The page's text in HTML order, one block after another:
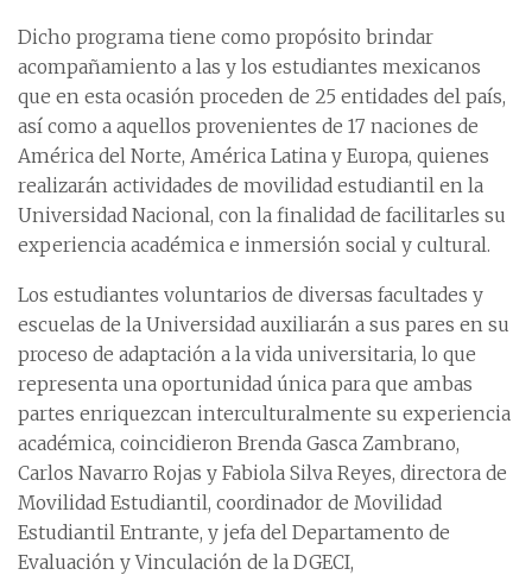
Dicho programa tiene como propósito brindar
acompañamiento a las y los estudiantes mexicanos
que en esta ocasión proceden de 25 entidades del país,
así como a aquellos provenientes de 17 naciones de
América del Norte, América Latina y Europa, quienes
realizarán actividades de movilidad estudiantil en la
Universidad Nacional, con la finalidad de facilitarles su
experiencia académica e inmersión social y cultural.
Los estudiantes voluntarios de diversas facultades y
escuelas de la Universidad auxiliarán a sus pares en su
proceso de adaptación a la vida universitaria, lo que
representa una oportunidad única para que ambas
partes enriquezcan interculturalmente su experiencia
académica, coincidieron Brenda Gasca Zambrano,
Carlos Navarro Rojas y Fabiola Silva Reyes, directora de
Movilidad Estudiantil, coordinador de Movilidad
Estudiantil Entrante, y jefa del Departamento de
Evaluación y Vinculación de la DGECI,